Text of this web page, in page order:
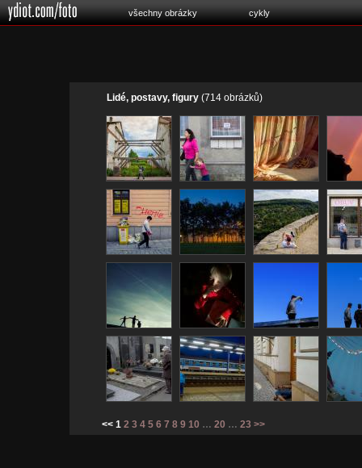
všechny obrázky cykly
Lidé, postavy, figury (714 obrázků)
<< 1 2 3 4 5 6 7 8 9 10 … 20 … 23 >>